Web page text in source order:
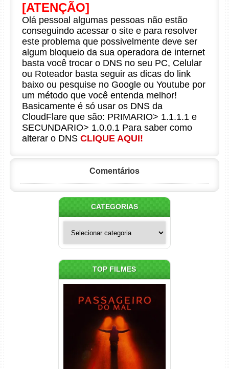
[ATENÇÃO]
Olá pessoal algumas pessoas não estão
conseguindo acessar o site e para resolver
este problema que possivelmente deve ser
algum bloqueio da sua operadora de internet
basta você trocar o DNS no seu PC, Celular
ou Roteador basta seguir as dicas do link
baixo ou pesquise no Google ou Youtube por
um método que você entenda melhor!
Basicamente é só usar os DNS da
CloudFlare que são: PRIMARIO> 1.1.1.1 e
SECUNDARIO> 1.0.0.1 Para saber como
alterar o DNS CLIQUE AQUI!
Comentários
CATEGORIAS
TOP FILMES
Passageiro do Mal Torrent
(2026) WEB-DL 1080p Dual